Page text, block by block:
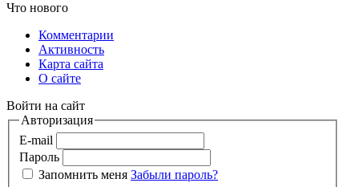
Что нового
Комментарии
Активность
Карта сайта
О сайте
Войти на сайт
Авторизация
E-mail
Пароль
Запомнить меня Забыли пароль?